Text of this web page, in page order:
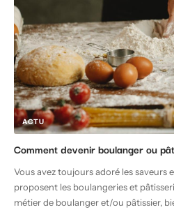
ACTU
Comment devenir boulanger ou
Vous avez toujours adoré les saveurs
proposent les boulangeries et
métier de boulanger et/ou pâtissier,